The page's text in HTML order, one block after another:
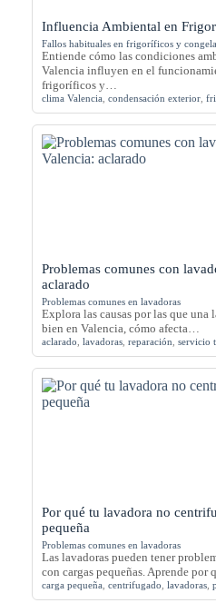
Influencia Ambiental en
Fallos habituales en frigoríficos y
Entiende cómo las condiciones
Valencia influyen en el
frigoríficos y…
clima Valencia condensación exterior
Problemas comunes con
aclarado
Problemas comunes en lavadoras
Explora las causas por las que una
bien en Valencia, cómo afecta…
aclarado lavadoras reparación servicio
Por qué tu lavadora no
pequeña
Problemas comunes en lavadoras
Las lavadoras pueden tener
con cargas pequeñas. Aprende por
carga pequeña centrifugado lavadoras